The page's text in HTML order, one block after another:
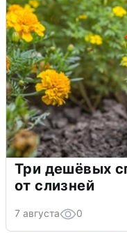
Три дешёвых
от слизней
7 августа 0